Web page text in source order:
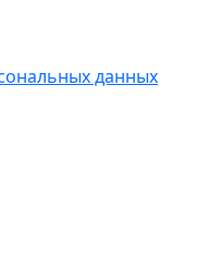
данных